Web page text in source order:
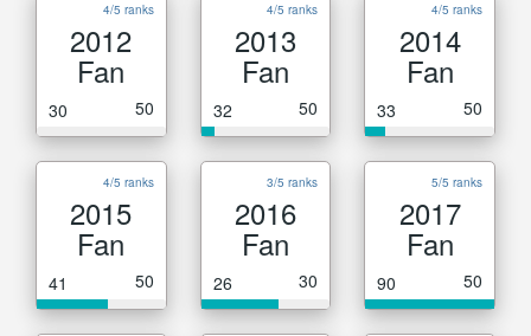
4/5 ranks
2012
Fan
30 50
4/5 ranks
2013
Fan
32 50
4/5 ranks
2014
Fan
33 50
4/5 ranks
2015
Fan
41 50
3/5 ranks
2016
Fan
26 30
5/5 ranks
2017
Fan
90 50